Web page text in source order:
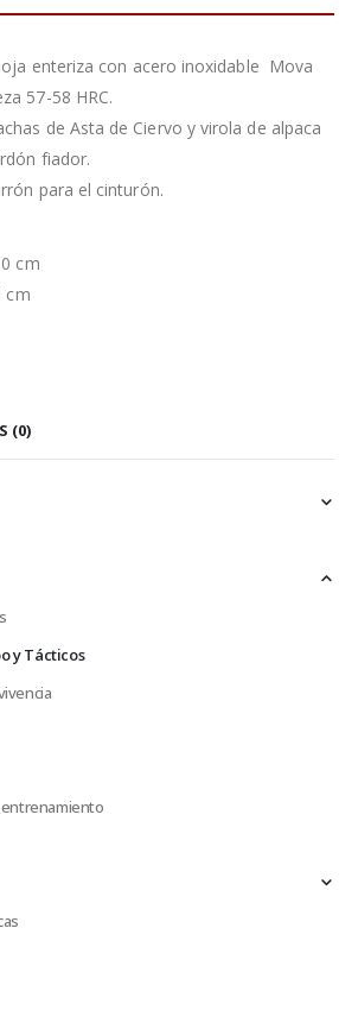
enteriza con acero inoxidable Mova
57-58 HRC.
de Asta de Ciervo y virola de alpaca
fiador.
para el cinturón.
cm
cm
(0)
y Tácticos
entrenamiento